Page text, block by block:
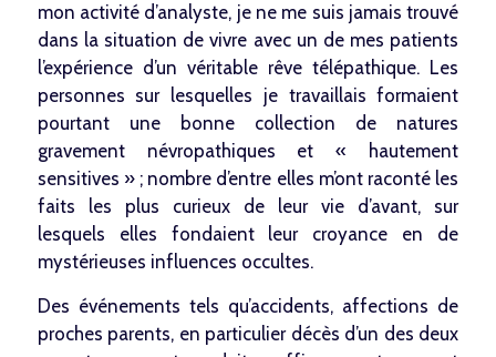
mon activité d’analyste, je ne me suis jamais trouvé
dans la situation de vivre avec un de mes patients
l’expérience d’un véritable rêve télépathique. Les
personnes sur lesquelles je travaillais formaient
pourtant une bonne collection de natures
gravement névropathiques et « hautement
sensitives » ; nombre d’entre elles m’ont raconté les
faits les plus curieux de leur vie d’avant, sur
lesquels elles fondaient leur croyance en de
mystérieuses influences occultes.
Des événements tels qu’accidents, affections de
proches parents, en particulier décès d’un des deux